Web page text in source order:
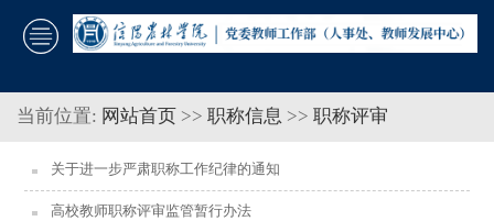
当前位置: 网站首页 >> 职称信息 >> 职称评审
关于进一步严肃职称工作纪律的通知
高校教师职称评审监管暂行办法